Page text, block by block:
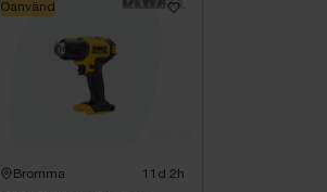
Bromma 11d 2h
Oanvänd